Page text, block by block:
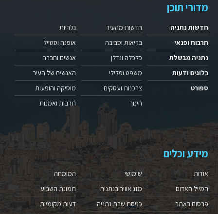
מדורי תוכן
חדשות נתניה
תרבות ופנאי
נתניה מבשלת
בלוגים ודעות
ספורט
חדשות מהעיר
בריאות וסביבה
כלכלה ונדלן
משפט ופלילי
צרכנות ועסקים
חינוך
גלריות
אופנה וסטייל
אנשים וחברה
האנשים של העיר
מוסיקה והופעות
תרבות ואמנות
מידע וכלים
אודות
המייל האדום
פרסום באתר
שימושי
מזג אוויר בנתניה
כניסת שבת נתניה
המומחה
תמונת השבוע
דעות מקומיות